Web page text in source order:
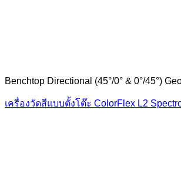
Benchtop Directional (45°/0° & 0°/45°)
เครื่องวัดสีแบบตั้งโต๊ะ ColorFlex L2